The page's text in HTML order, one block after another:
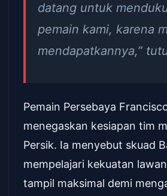
datang untuk
pemain kami, karena
mendapatkannya,”
Pemain Persebaya
menegaskan kesiapan tim
Persik. Ia menyebut skuad
mempelajari kekuatan
tampil maksimal demi